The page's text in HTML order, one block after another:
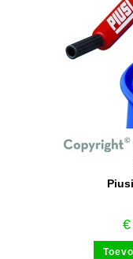
€